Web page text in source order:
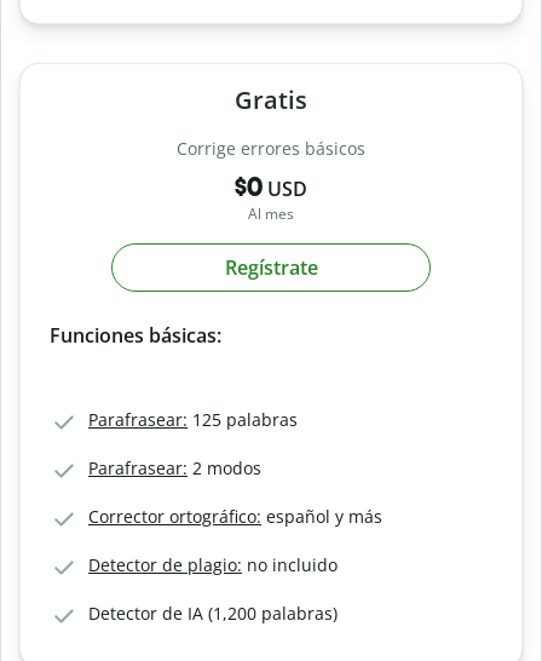
Gratis
Corrige errores básicos
$0 USD
Al mes
Regístrate
Funciones básicas:
Parafrasear: 125 palabras
Parafrasear: 2 modos
Corrector ortográfico: español y más
Detector de plagio: no incluido
Detector de IA (1,200 palabras)